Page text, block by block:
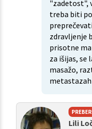
"zadetost",
treba biti
zdravljenje
prisotne
za išijas, se
masažo,
Lili